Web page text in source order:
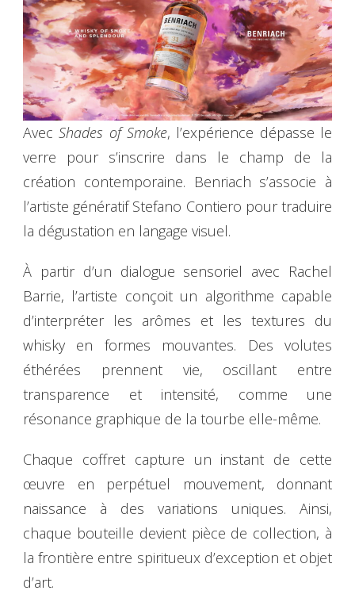
AvecShades of Smoke, l’expérience dépasse le
verre pour s’inscrire dans le champ de la
création contemporaine. Benriach s’associe à
l’artiste génératif Stefano Contiero pour traduire
la dégustation en langage visuel.
À partir d’un dialogue sensoriel avec Rachel
Barrie, l’artiste conçoit un algorithme capable
d’interpréter les arômes et les textures du
whisky en formes mouvantes. Des volutes
éthérées prennent vie, oscillant entre
transparence et intensité, comme une
résonance graphique de la tourbe elle-même.
Chaque coffret capture un instant de cette
œuvre en perpétuel mouvement, donnant
naissance à des variations uniques. Ainsi,
chaque bouteille devient pièce de collection, à
la frontière entre spiritueux d’exception et objet
d’art.